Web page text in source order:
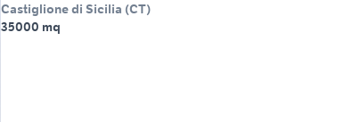
Castiglione di Sicilia (CT)
35000 mq